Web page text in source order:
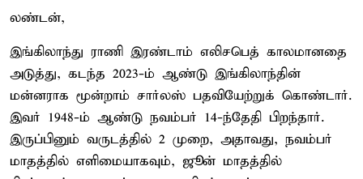
லண்டன்,
இங்கிலாந்து ராணி இரண்டாம் எலிசபெத் காலமானதை
அடுத்து, கடந்த 2023-ம் ஆண்டு இங்கிலாந்தின்
மன்னராக மூன்றாம் சார்லஸ் பதவியேற்றுக் கொண்டார்.
இவர் 1948-ம் ஆண்டு நவம்பர் 14-ந்தேதி பிறந்தார்.
இருப்பினும் வருடத்தில் 2 முறை, அதாவது, நவம்பர்
மாதத்தில் எளிமையாகவும், ஜூன் மாதத்தில்